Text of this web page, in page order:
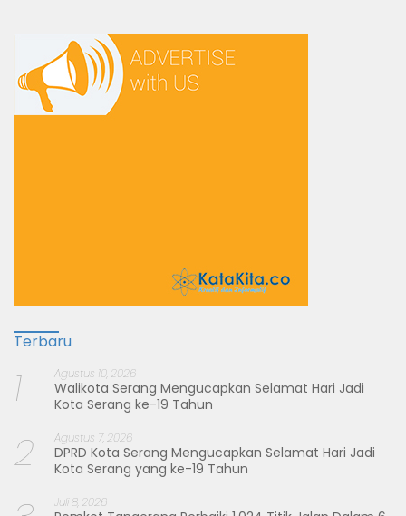
Terbaru
1 Agustus 10, 2026
Walikota Serang Mengucapkan Selamat Hari Jadi
Kota Serang ke-19 Tahun
2 Agustus 7, 2026
DPRD Kota Serang Mengucapkan Selamat Hari Jadi
Kota Serang yang ke-19 Tahun
Juli 8, 2026